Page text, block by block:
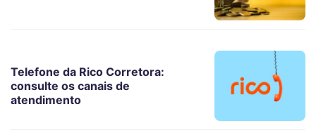
Telefone da Rico Corretora:
consulte os canais de
atendimento